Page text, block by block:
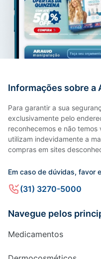
Informações sobre a
Para garantir a sua
exclusivamente pelo
reconhecemos e não
utilizam indevidamente a
compras em sites
Em caso de dúvidas, favor
(31) 3270-5000
Navegue pelos
Medicamentos